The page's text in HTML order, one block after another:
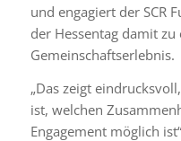
und engagiert der SCR
der Hessentag damit
Gemeinschaftserlebnis.
„Das zeigt
ist, welchen
Engagement möglich